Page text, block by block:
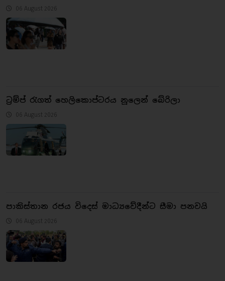
06 August 2026
ට්‍රම්ප් රැගත් හෙලිකොප්ටරය නූලෙන් බේරිලා
06 August 2026
පාකිස්තාන රජය විදෙස් මාධ්‍යවේදීන්ට සීමා පනවයි
06 August 2026